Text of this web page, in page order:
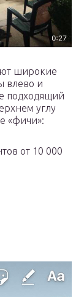
широкие
влево и
подходящий
углу
«фичи»:
от 10 000